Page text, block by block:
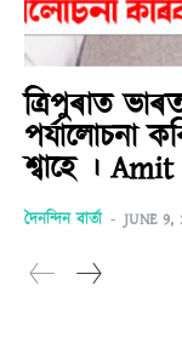
ত্ৰিপুৰাত
পৰ্যালোচনা
শ্বাহে ।
দৈনন্দিন বাৰ্তা - JUNE 9,